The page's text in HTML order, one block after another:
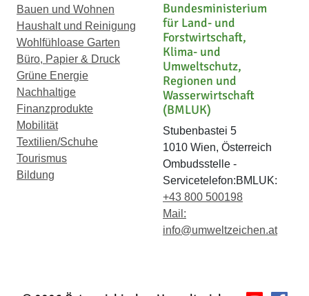
Bauen und Wohnen
Haushalt und Reinigung
Wohlfühloase Garten
Büro, Papier & Druck
Grüne Energie
Nachhaltige
Finanzprodukte
Mobilität
Textilien/Schuhe
Tourismus
Bildung
Bundesministerium
für Land- und
Forstwirtschaft,
Klima- und
Umweltschutz,
Regionen und
Wasserwirtschaft
(BMLUK)
Stubenbastei 5
1010 Wien, Österreich
Ombudsstelle -
Servicetelefon:BMLUK:
+43 800 500198
Mail:
info@umweltzeichen.at